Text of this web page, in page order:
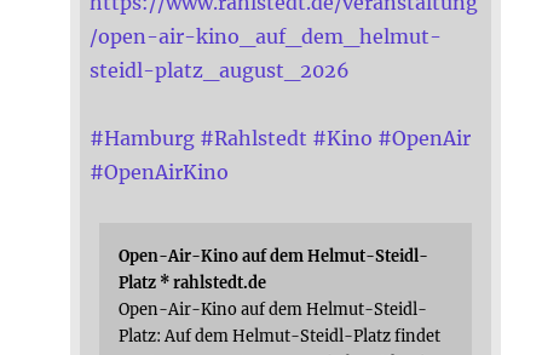
/open-air-kino_auf_dem_helmut-
steidl-platz_august_2026
#Hamburg #Rahlstedt #Kino #OpenAir
#OpenAirKino
Open-Air-Kino auf dem Helmut-Steidl-
Platz * rahlstedt.de
Open-Air-Kino auf dem Helmut-Steidl-
Platz: Auf dem Helmut-Steidl-Platz findet